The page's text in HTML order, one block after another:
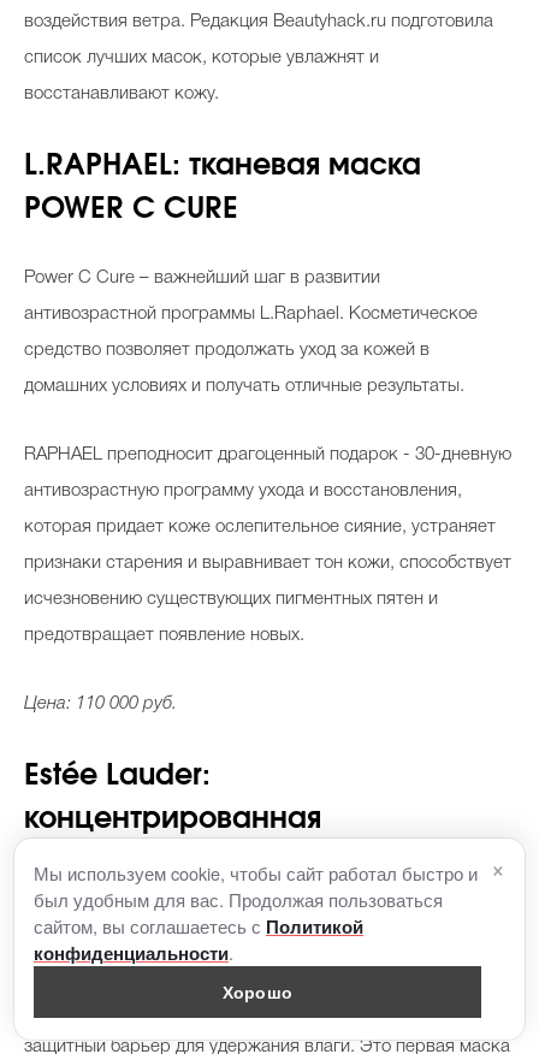
воздействия ветра. Редакция Beautyhack.ru подготовила
список лучших масок, которые увлажнят и
восстанавливают кожу.
L.RAPHAEL: тканевая маска
POWER C CURE
Power C Cure – важнейший шаг в развитии
антивозрастной программы L.Raphael. Косметическое
средство позволяет продолжать уход за кожей в
домашних условиях и получать отличные результаты.
RAPHAEL преподносит драгоценный подарок - 30-дневную
антивозрастную программу ухода и восстановления,
которая придает коже ослепительное сияние, устраняет
признаки старения и выравнивает тон кожи, способствует
исчезновению существующих пигментных пятен и
предотвращает появление новых.
Цена: 110 000 руб.
Estée Lauder:
концентрированная
восстанавливающая маска с
технологией PowerFoil
защитный барьер для удержания влаги. Это первая маска
Мы используем cookie, чтобы сайт работал быстро и
был удобным для вас. Продолжая пользоваться
сайтом, вы соглашаетесь с Политикой
конфиденциальности.
Хорошо
×